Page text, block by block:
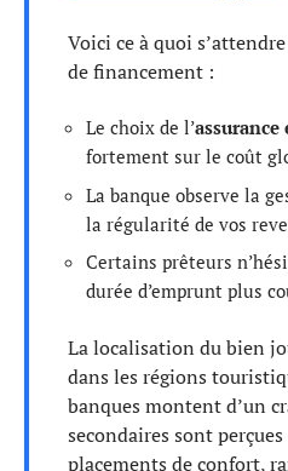
Voici ce à quoi
de financement :
Le choix de l’
fortement sur le coût
La banque observe la
la régularité de vos
Certains prêteurs
durée d’emprunt plus
La localisation du bien
dans les régions
banques montent d’un
secondaires sont
placements de confort,